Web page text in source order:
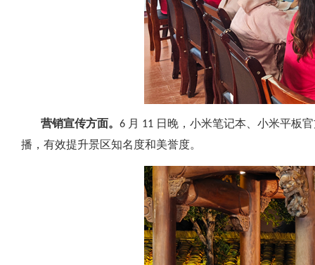
营销宣传方面。 6 月 11 日晚，小米笔记本、小米平板
播，有效提升景区知名度和美誉度。